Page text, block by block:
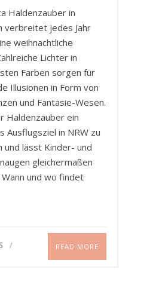
Haldenzauber in
verbreitet jedes Jahr
weihnachtliche
Lichter in
Farben sorgen für
Illusionen in Form von
und Fantasie-Wesen.
Haldenzauber ein
Ausflugsziel in NRW zu
und lässt Kinder- und
gleichermaßen
und wo findet
READ MORE